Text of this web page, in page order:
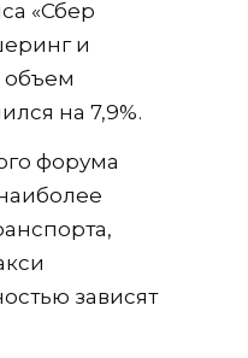
«Сбер
и
объем
на 7,9%.
форума
зависят